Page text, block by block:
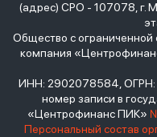
(адрес) СРО - 107078, г.
Общество с ограниченной
компания
ИНН: 2902078584, ОГРН:
номер записи в
«Центрофинанс ПИК»
Персональный состав